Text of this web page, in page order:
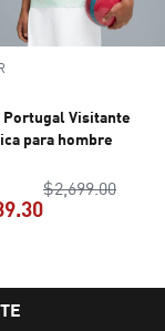
Portugal Visitante
para hombre
$2,699.00